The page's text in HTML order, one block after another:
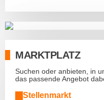
MARKTPLATZ
Suchen oder anbieten, in
das passende Angebot
Stellenmarkt